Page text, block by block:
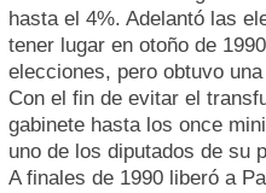
hasta el 4%. Adelantó las
tener lugar en otoño de
elecciones, pero obtuvo
Con el fin de evitar el
gabinete hasta los once
uno de los diputados de su
A finales de 1990 liberó a